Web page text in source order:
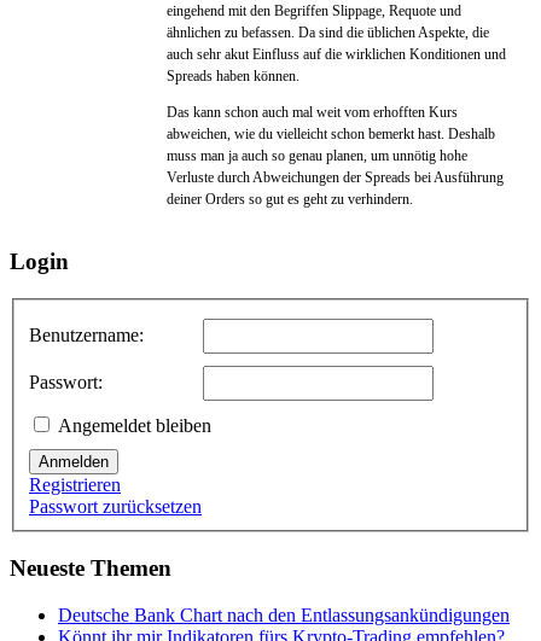
eingehend mit den Begriffen Slippage, Requote und
ähnlichen zu befassen. Da sind die üblichen Aspekte, die
auch sehr akut Einfluss auf die wirklichen Konditionen und
Spreads haben können.
Das kann schon auch mal weit vom erhofften Kurs
abweichen, wie du vielleicht schon bemerkt hast. Deshalb
muss man ja auch so genau planen, um unnötig hohe
Verluste durch Abweichungen der Spreads bei Ausführung
deiner Orders so gut es geht zu verhindern.
Login
Benutzername:
Passwort:
Angemeldet bleiben
Anmelden
Registrieren
Passwort zurücksetzen
Neueste Themen
Deutsche Bank Chart nach den Entlassungsankündigungen
Könnt ihr mir Indikatoren fürs Krypto-Trading empfehlen?